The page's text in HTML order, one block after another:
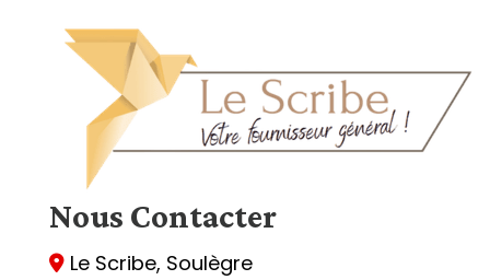
Nous Contacter
 Le Scribe, Soulègre